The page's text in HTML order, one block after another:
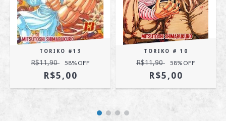
TORIKO #13
R$11,90 58% OFF
R$5,00
TORIKO # 10
R$11,90 58% OFF
R$5,00